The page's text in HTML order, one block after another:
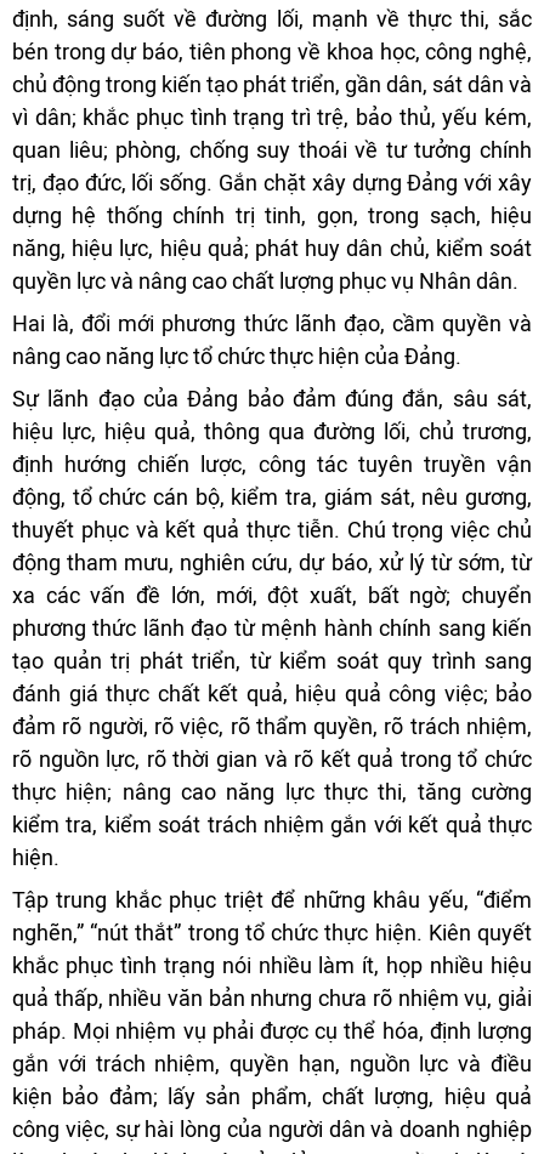
định, sáng suốt về đường lối, mạnh về thực thi, sắc
bén trong dự báo, tiên phong về khoa học, công nghệ,
chủ động trong kiến tạo phát triển, gần dân, sát dân và
vì dân; khắc phục tình trạng trì trệ, bảo thủ, yếu kém,
quan liêu; phòng, chống suy thoái về tư tưởng chính
trị, đạo đức, lối sống. Gắn chặt xây dựng Đảng với xây
dựng hệ thống chính trị tinh, gọn, trong sạch, hiệu
năng, hiệu lực, hiệu quả; phát huy dân chủ, kiểm soát
quyền lực và nâng cao chất lượng phục vụ Nhân dân.
Hai là, đổi mới phương thức lãnh đạo, cầm quyền và
nâng cao năng lực tổ chức thực hiện của Đảng.
Sự lãnh đạo của Đảng bảo đảm đúng đắn, sâu sát,
hiệu lực, hiệu quả, thông qua đường lối, chủ trương,
định hướng chiến lược, công tác tuyên truyền vận
động, tổ chức cán bộ, kiểm tra, giám sát, nêu gương,
thuyết phục và kết quả thực tiễn. Chú trọng việc chủ
động tham mưu, nghiên cứu, dự báo, xử lý từ sớm, từ
xa các vấn đề lớn, mới, đột xuất, bất ngờ; chuyển
phương thức lãnh đạo từ mệnh hành chính sang kiến
tạo quản trị phát triển, từ kiểm soát quy trình sang
đánh giá thực chất kết quả, hiệu quả công việc; bảo
đảm rõ người, rõ việc, rõ thẩm quyền, rõ trách nhiệm,
rõ nguồn lực, rõ thời gian và rõ kết quả trong tổ chức
thực hiện; nâng cao năng lực thực thi, tăng cường
kiểm tra, kiểm soát trách nhiệm gắn với kết quả thực
hiện.
Tập trung khắc phục triệt để những khâu yếu, “điểm
nghẽn,” “nút thắt” trong tổ chức thực hiện. Kiên quyết
khắc phục tình trạng nói nhiều làm ít, họp nhiều hiệu
quả thấp, nhiều văn bản nhưng chưa rõ nhiệm vụ, giải
pháp. Mọi nhiệm vụ phải được cụ thể hóa, định lượng
gắn với trách nhiệm, quyền hạn, nguồn lực và điều
kiện bảo đảm; lấy sản phẩm, chất lượng, hiệu quả
công việc, sự hài lòng của người dân và doanh nghiệp